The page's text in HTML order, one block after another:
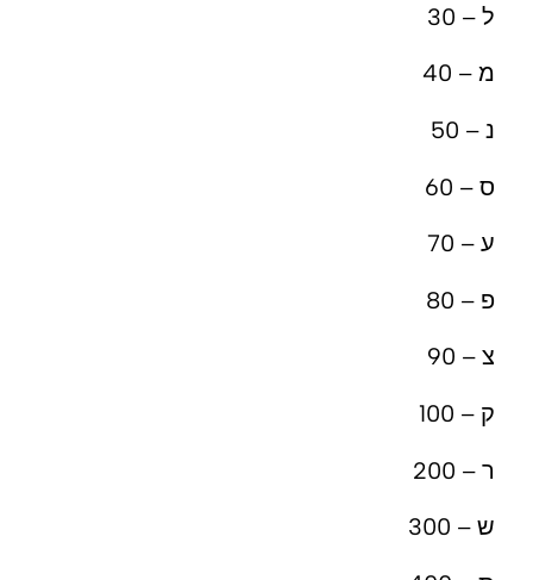
ל – 30
מ – 40
נ – 50
ס – 60
ע – 70
פ – 80
צ – 90
ק – 100
ר – 200
ש – 300